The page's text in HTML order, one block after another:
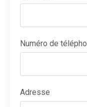
Numéro de
Adresse